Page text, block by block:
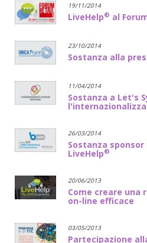
19/11/2014
LiveHelp® al
23/10/2014
Sostanza alla
11/04/2014
Sostanza a Let's
26/03/2014
Sostanza sponsor
LiveHelp®
20/06/2013
Come creare una
on-line efficace
03/05/2013
Partecipazione